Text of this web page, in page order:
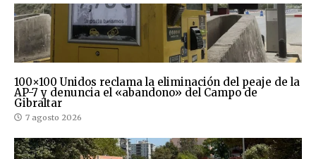
100×100 Unidos reclama la eliminación del peaje de la
AP-7 y denuncia el «abandono» del Campo de
Gibraltar
7 agosto 2026